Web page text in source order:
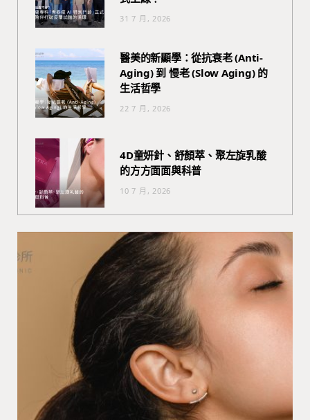
31 7 月, 2026
醫美的新顯學：從抗衰老 (Anti-
Aging) 到 慢老 (Slow Aging) 的
生活哲學
22 7 月, 2026
4D童妍針、舒顏萃、聚左旋乳酸
的方方面面與科普
10 7 月, 2026